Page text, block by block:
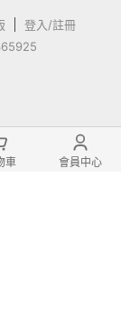
1/48 曼達洛人
模型
車 會員中心